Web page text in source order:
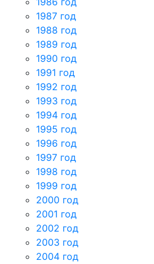
1987 год
1988 год
1989 год
1990 год
1991 год
1992 год
1993 год
1994 год
1995 год
1996 год
1997 год
1998 год
1999 год
2000 год
2001 год
2002 год
2003 год
2004 год